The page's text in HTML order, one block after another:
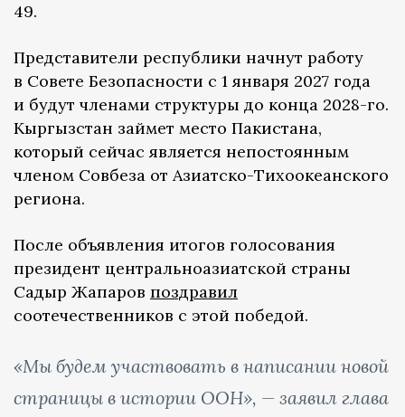
49.
Представители республики начнут работу
в Совете Безопасности с 1 января 2027 года
и будут членами структуры до конца 2028-го.
Кыргызстан займет место Пакистана,
который сейчас является непостоянным
членом Совбеза от Азиатско-Тихоокеанского
региона.
После объявления итогов голосования
президент центральноазиатской страны
Садыр Жапаров поздравил
соотечественников с этой победой.
«Мы будем участвовать в написании новой
страницы в истории ООН», — заявил глава